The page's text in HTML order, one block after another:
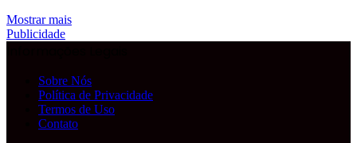
Mostrar mais
Publicidade
Sobre Nós
Política de Privacidade
Termos de Uso
Contato